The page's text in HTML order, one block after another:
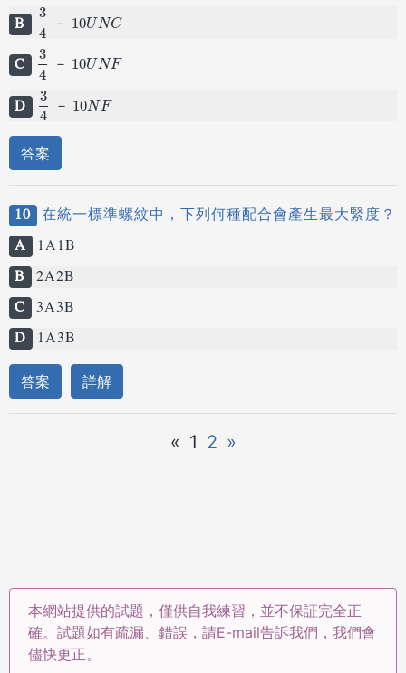
B
3
4
－ 10UNC
34 － 10UNC
C
3
4
－ 10UNF
34 － 10UNF
D
3
4
－ 10NF
34 － 10NF
答案
10 在統一標準螺紋中，下列何種配合會產生最大緊度？
A
1A1B
B 2A2B
C 3A3B
D
1A3B
答案 詳解
« 1 2 »
本網站提供的試題，僅供自我練習，並不保証完全正
確。試題如有疏漏、錯誤，請E-mail告訴我們，我們會
儘快更正。